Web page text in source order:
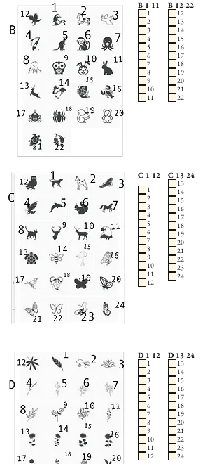
B 1-11
1
2
3
4
5
6
7
8
9
10
11
B 12-22
12
13
14
15
16
17
18
19
20
21
22
C 13-24
13
14
15
16
17
18
19
20
21
22
23
24
C 1-12
1
2
3
4
5
6
7
8
9
10
11
12
D 1-12
1
2
3
4
5
6
7
8
9
10
11
12
D 13-24
13
14
15
16
17
18
19
20
21
22
23
24